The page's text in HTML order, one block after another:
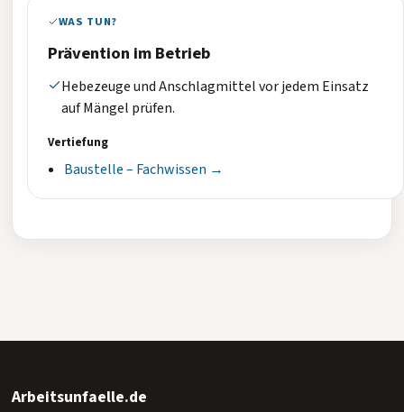
WAS TUN?
Prävention im Betrieb
Hebezeuge und Anschlagmittel vor jedem Einsatz
auf Mängel prüfen.
Vertiefung
Baustelle – Fachwissen →
Arbeitsunfaelle.de